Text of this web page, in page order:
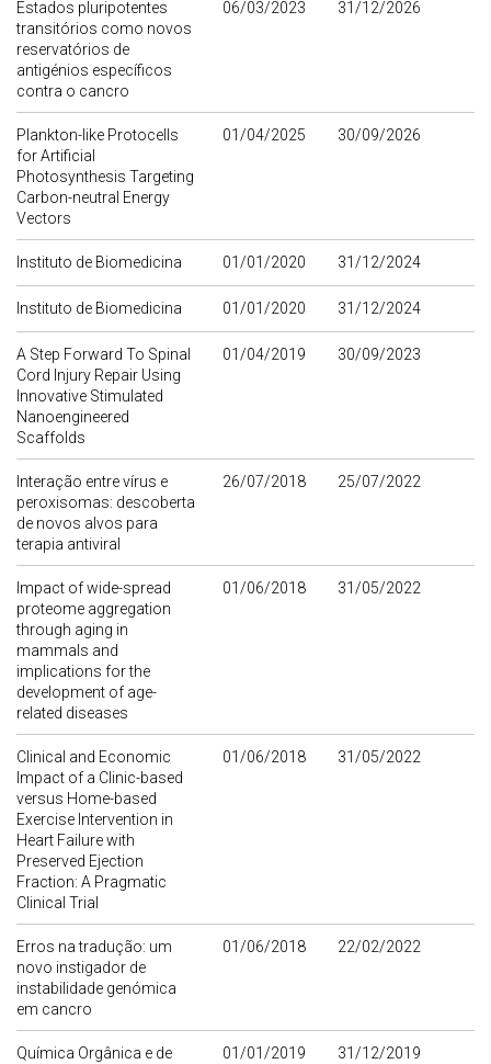
Estados pluripotentes
transitórios como novos
reservatórios de
antigénios específicos
contra o cancro
06/03/2023 31/12/2026
Plankton-like Protocells
for Artificial
Photosynthesis Targeting
Carbon-neutral Energy
Vectors
01/04/2025 30/09/2026
Instituto de Biomedicina 01/01/2020 31/12/2024
Instituto de Biomedicina 01/01/2020 31/12/2024
A Step Forward To Spinal
Cord Injury Repair Using
Innovative Stimulated
Nanoengineered
Scaffolds
01/04/2019 30/09/2023
Interação entre vírus e
peroxisomas: descoberta
de novos alvos para
terapia antiviral
26/07/2018 25/07/2022
Impact of wide-spread
proteome aggregation
through aging in
mammals and
implications for the
development of age-
related diseases
01/06/2018 31/05/2022
Clinical and Economic
Impact of a Clinic-based
versus Home-based
Exercise Intervention in
Heart Failure with
Preserved Ejection
Fraction: A Pragmatic
Clinical Trial
01/06/2018 31/05/2022
Erros na tradução: um
novo instigador de
instabilidade genómica
em cancro
01/06/2018 22/02/2022
Química Orgânica e de
01/01/2019 31/12/2019